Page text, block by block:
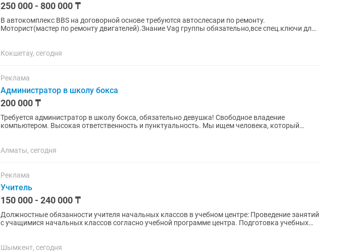
250 000 - 800 000 ₸
В автокомплекс BBS на договорной основе требуются автослесари по ремонту.
Моторист(мастер по ремонту двигателей).Знание Vag группы обязательно,все спец.ключи для
Кокшетау, сегодня
Реклама
Администратор в школу бокса
200 000 ₸
Требуется администратор в школу бокса, обязательно девушка! Свободное владение
компьютером. Высокая ответственность и пунктуальность. Мы ищем человека, который
Алматы, сегодня
Реклама
Учитель
150 000 - 240 000 ₸
Должностные обязанности учителя начальных классов в учебном центре: Проведение занятий
с учащимися начальных классов согласно учебной программе центра. Подготовка учебных
Шымкент, сегодня